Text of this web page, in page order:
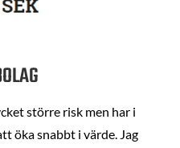
större risk men har i
öka snabbt i värde. Jag